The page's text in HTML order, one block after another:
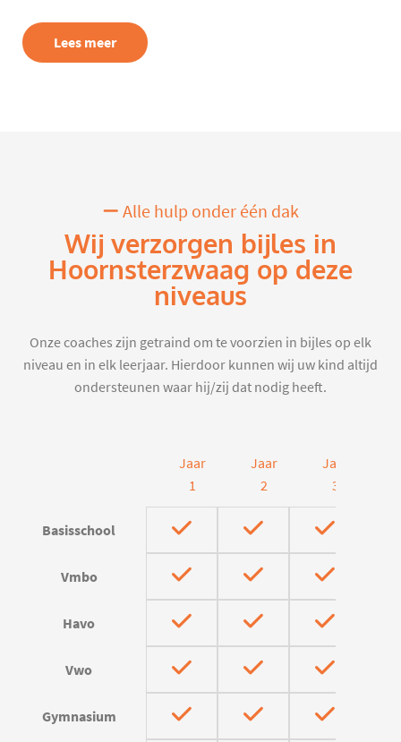
Lees meer
Alle hulp onder één dak
Wij verzorgen bijles in
Hoornsterzwaag op deze
niveaus
Onze coaches zijn getraind om te voorzien in bijles op elk
niveau en in elk leerjaar. Hierdoor kunnen wij uw kind altijd
ondersteunen waar hij/zij dat nodig heeft.
Jaar
1
Jaar
2
Jaar
3
Basisschool
Vmbo
Havo
Vwo
Gymnasium